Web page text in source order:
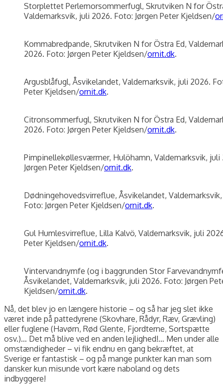
Storplettet Perlemorsommerfugl, Skrutviken N for
Valdemarksvik, juli 2026. Foto: Jørgen Peter Kjeldsen/
Kommabredpande, Skrutviken N for Östra Ed,
2026. Foto: Jørgen Peter Kjeldsen/ornit.dk.
Argusblåfugl, Åsvikelandet, Valdemarksvik, juli 2026.
Peter Kjeldsen/ornit.dk.
Citronsommerfugl, Skrutviken N for Östra Ed,
2026. Foto: Jørgen Peter Kjeldsen/ornit.dk.
Pimpinellekøllesværmer, Hulöhamn, Valdemarksvik, juli
Jørgen Peter Kjeldsen/ornit.dk.
Dødningehovedsvirreflue, Åsvikelandet,
Foto: Jørgen Peter Kjeldsen/ornit.dk.
Gul Humlesvirreflue, Lilla Kalvö, Valdemarksvik, juli
Peter Kjeldsen/ornit.dk.
Vintervandnymfe (og i baggrunden Stor
Åsvikelandet, Valdemarksvik, juli 2026. Foto: Jørgen
Kjeldsen/ornit.dk.
Nå, det blev jo en længere historie – og så har jeg slet ikke
været inde på pattedyrene (Skovhare, Rådyr, Ræv, Grævling)
eller fuglene (Havørn, Rød Glente, Fjordterne, Sortspætte
osv.)… Det må blive ved en anden lejlighed!… Men under alle
omstændigheder – vi fik endnu en gang bekræftet, at
Sverige er fantastisk – og på mange punkter kan man som
dansker kun misunde vort kære naboland og dets
indbyggere!